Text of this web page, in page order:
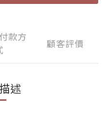
款方
顧客評價
述